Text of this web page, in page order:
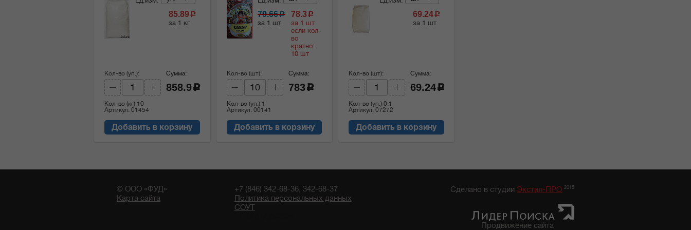
85.89c
за 1 кг
Кол-во (уп.):
Кол-во (кг) 10
Артикул: 01454
Сумма:
858.9 c
Добавить в корзину
79.66c
за 1 шт
78.3 c
за 1 шт
если кол-
во
кратно:
10 шт
Кол-во (шт):
Кол-во (уп.) 1
Артикул: 00141
Сумма:
783c
Добавить в корзину
69.24c
за 1 шт
Кол-во (шт):
Кол-во (уп.)0.1
Артикул: 07272
Сумма:
69.24 c
Добавить в корзину
© ООО «ФУД»
Карта сайта
+7 (846) 342-68-36, 342-68-37
Политика персональных данных
СОУТ
Сделано в студии Экстил-ПРО 2015
Продвижение сайта